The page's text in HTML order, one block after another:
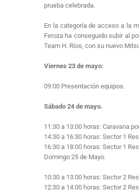
prueba celebrada.
En la categoría de acceso a la
Feroza ha conseguido subir al
Team H. Ríos, con su nuevo
Viernes 23 de mayo:
09:00 Presentación equipos.
Sábado 24 de mayo.
11:30 a 13:00 horas: Caravana
14:30 a 16:30 horas: Sector 1
16:30 a 18:00 horas: Sector 1
Domingo 25 de Mayo.
10:30 a 13:00 horas: Sector 2
12:30 a 14:00 horas: Sector 2